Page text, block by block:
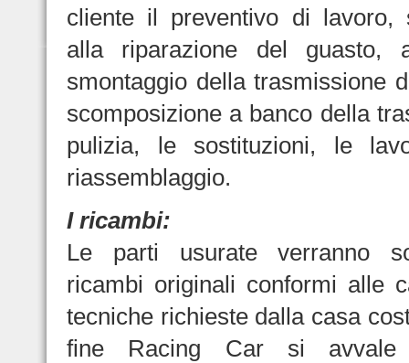
cliente il preventivo di lavoro,
alla riparazione del guasto,
smontaggio della trasmissione
scomposizione a banco della
pulizia, le sostituzioni, le
riassemblaggio.
I ricambi:
Le parti usurate verranno
ricambi originali conformi alle
tecniche richieste dalla casa
fine Racing Car si avvale